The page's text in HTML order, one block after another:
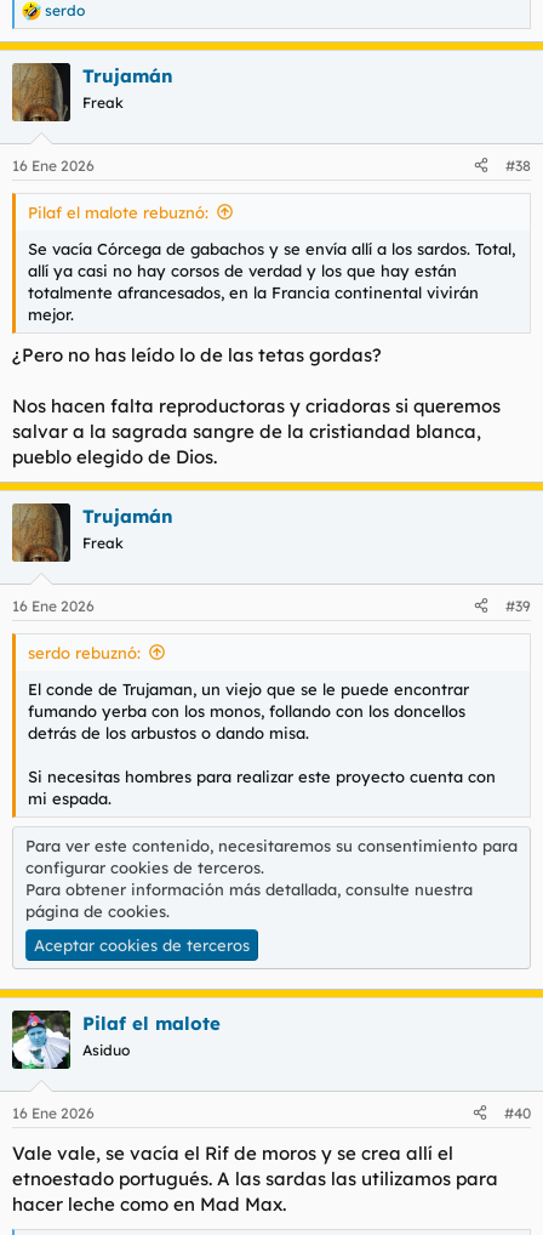
R
e
a
c
c
i
e
s
serdo
Trujamán
Freak
16 Ene 2026 #38
Pilaf el malote rebuznó:
Se vacía Córcega de gabachos y se envía allí a los sardos. Total,
allí ya casi no hay corsos de verdad y los que hay están
totalmente afrancesados, en la Francia continental vivirán
mejor.
¿Pero no has leído lo de las tetas gordas?
Nos hacen falta reproductoras y criadoras si queremos
salvar a la sagrada sangre de la cristiandad blanca,
pueblo elegido de Dios.
Trujamán
Freak
16 Ene 2026 #39
serdo rebuznó:
El conde de Trujaman, un viejo que se le puede encontrar
fumando yerba con los monos, follando con los doncellos
detrás de los arbustos o dando misa.
Si necesitas hombres para realizar este proyecto cuenta con
mi espada.
Para ver este contenido, necesitaremos su consentimiento para
configurar cookies de terceros.
Para obtener información más detallada, consulte nuestra
página de cookies.
Aceptar cookies de terceros
Pilaf el malote
Asiduo
16 Ene 2026 #40
Vale vale, se vacía el Rif de moros y se crea allí el
etnoestado portugués. A las sardas las utilizamos para
hacer leche como en Mad Max.